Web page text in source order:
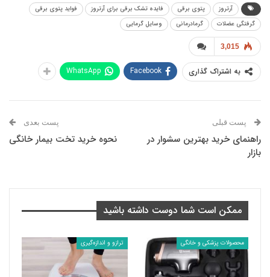
آرتروز پتوی برقی فایده تشک برقی برای آرتروز
فواید پتوی برقی
گرفتگی عضلات
گرمادرمانی وسایل گرمایی
3,015
به اشتراک گذاری Facebook
WhatsApp
پست قبلی
راهنمای خرید بهترین سشوار در
بازار
پست بعدی
نحوه خرید تخت بیمار خانگی
ممکن است شما دوست داشته باشید
محصولات پزشکی و خانگی ترازو و اندازه‌گیری